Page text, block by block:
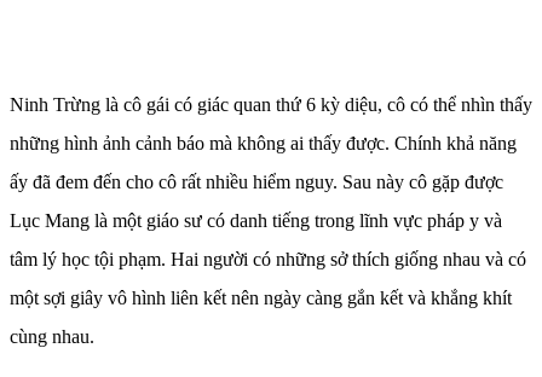
Ninh Trừng là cô gái có giác quan thứ 6 kỳ diệu, cô có thể nhìn thấy
những hình ảnh cảnh báo mà không ai thấy được. Chính khả năng
ấy đã đem đến cho cô rất nhiều hiểm nguy. Sau này cô gặp được
Lục Mang là một giáo sư có danh tiếng trong lĩnh vực pháp y và
tâm lý học tội phạm. Hai người có những sở thích giống nhau và có
một sợi giây vô hình liên kết nên ngày càng gắn kết và khắng khít
cùng nhau.